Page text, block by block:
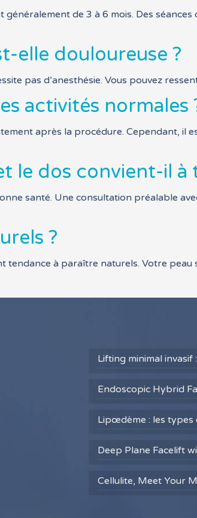
de 3 à 6 mois. Des
elle douloureuse ?
pas d’anesthésie. Vous pouvez
activités normales
après la procédure. Cependant, il
le dos convient-il à
santé. Une consultation préalable
?
à paraître naturels. Votre peau
Lifting minimal invasif
Endoscopic Hybrid
Lipœdème : les types
Deep Plane Facelift
Cellulite, Meet Your